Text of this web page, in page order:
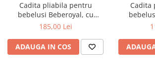
Patuturi pliabile
Sisteme de siguranta copii
Igiena si ingrijire copii
Jucarii bebelusi
Cadita pliabila pentru
bebelusi Beberoyal, cu
termometru digital si dop de
005-005
185,00 Lei
ADAUGA IN COS
Cadita